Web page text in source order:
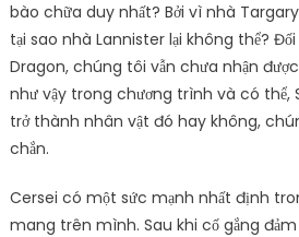
bào chữa duy nhất? Bởi vì nhà
tại sao nhà Lannister lại không thể?
Dragon, chúng tôi vẫn chưa nhận
như vậy trong chương trình và có thể,
trở thành nhân vật đó hay không,
chắn.
Cersei có một sức mạnh nhất định
mang trên mình. Sau khi cố gắng